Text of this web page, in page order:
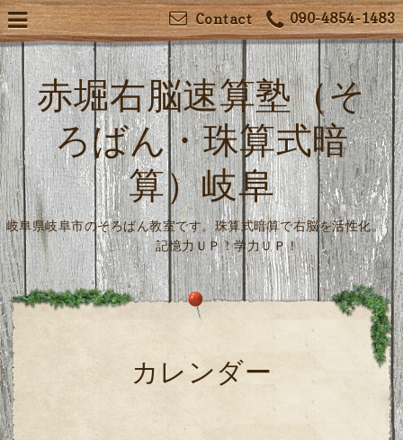
090-4854-1483
Contact
赤堀右脳速算塾（そ
ろばん・珠算式暗
算）岐阜
岐阜県岐阜市のそろばん教室です。珠算式暗算で右脳を活性化。
記憶力ＵＰ！学力ＵＰ！
カレンダー